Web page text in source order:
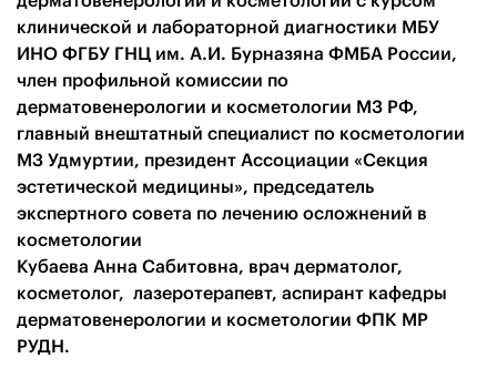
клинической и лабораторной диагностики МБУ
ИНО ФГБУ ГНЦ им. А.И. Бурназяна ФМБА России,
член профильной комиссии по
дерматовенерологии и косметологии МЗ РФ,
главный внештатный специалист по косметологии
МЗ Удмуртии, президент Ассоциации «Секция
эстетической медицины», председатель
экспертного совета по лечению осложнений в
косметологии
Кубаева Анна Сабитовна, врач дерматолог,
косметолог, лазеротерапевт, аспирант кафедры
дерматовенерологии и косметологии ФПК МР
РУДН.